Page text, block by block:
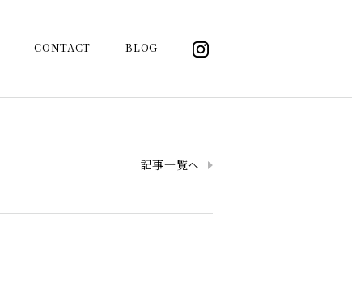
CONTACT BLOG
記事一覧へ